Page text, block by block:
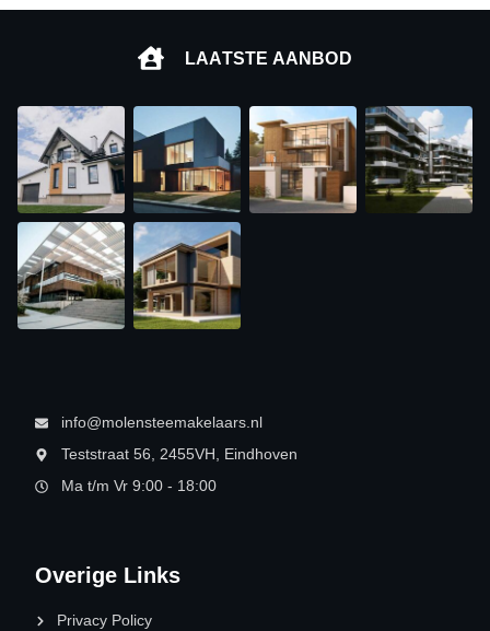
LAATSTE AANBOD
Overige Links
Privacy Policy
info@molensteemakelaars.nl
Teststraat 56, 2455VH, Eindhoven
Ma t/m Vr 9:00 - 18:00